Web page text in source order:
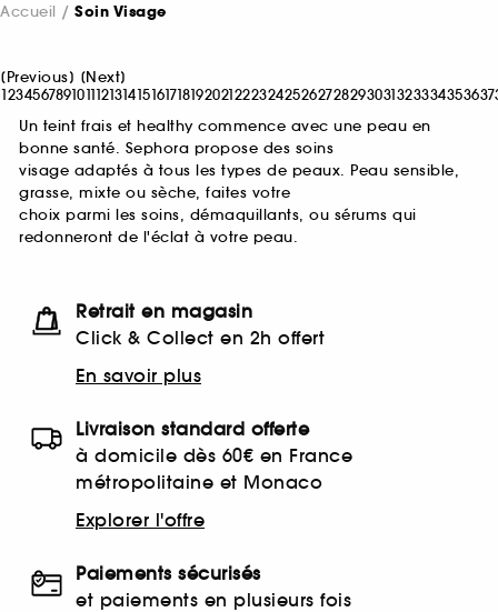
Accueil Soin Visage
[Previous] [Next]
12345678910111213141516171819202122232425262728293031323334353637
Un teint frais et healthy commence avec une peau en
bonne santé. Sephora propose des soins
visage adaptés à tous les types de peaux. Peau sensible,
grasse, mixte ou sèche, faites votre
choix parmi les soins, démaquillants, ou sérums qui
redonneront de l'éclat à votre peau.
Retrait en magasin
Click & Collect en 2h offert
En savoir plus
Livraison standard offerte
à domicile dès 60€ en France
métropolitaine et Monaco
Explorer l'offre
Paiements sécurisés
et paiements en plusieurs fois